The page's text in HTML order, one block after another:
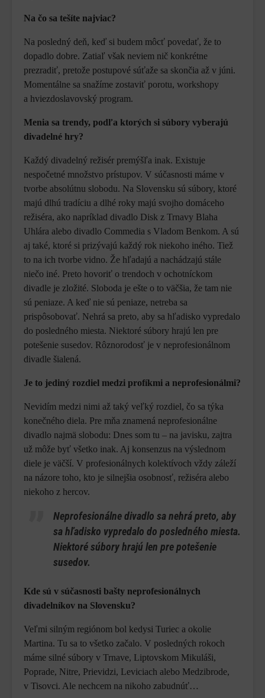
Na čo sa tešíte najviac?
Na posledný deň, keď si budem môcť povedať, že to
dopadlo dobre. Zatiaľ však neviem nič konkrétne
prezradiť, pretože postupové súťaže sa skončia až v júni.
Momentálne sa snažíme zostaviť porotu, workshopy
a hviezdoslavovský program.
Menia sa trendy, podľa ktorých si súbory vyberajú
divadelné hry?
Každý divadelný režisér premýšľa inak. Existuje
nespočetné množstvo prístupov. V súčasnosti máme v
tvorbe absolútnu slobodu. Na Slovensku sú súbory, ktoré
majú dlhú tradíciu a dlhé roky majú svojho domáceho
režiséra, ako napríklad divadlo Disk z Trnavy Blaha
Uhlára alebo divadlo Commedia s Vladom Benkom. A sú
aj také, ktoré si prizývajú každý rok niekoho iného. Tiež
to na ich tvorbe vidno. Že hľadajú a nachádzajú stále
niečo iné. Preto hovoriť o trendoch v ochotníckom
divadle je zložité. Sloboda je ešte o to väčšia, že tam nie
sú peniaze. A keď nie sú peniaze, netreba sa
prispôsobovať. Nehrá sa preto, aby sa hľadisko vypredalo
do posledného miesta. Niektoré súbory hrajú len pre
potešenie susedov. Rôznorodosť je v neprofesionálnom
divadle šialená.
Je to jediný rozdiel medzi profíkmi a neprofesionálmi?
Nevidím medzi nimi až taký veľký rozdiel, čo sa týka
konečného diela. Pre mňa znamená neprofesionálne
divadlo najmä slobodu: Dnes som tu – na javisku, zajtra
už môže byť všetko inak. Aj konsenzus na výslednom
diele je väčší. V profesionálnych kolektívoch vždy záleží
na názore toho, kto je silnejšia osobnosť, režiséra alebo
niekoho z hercov.
Neprofesionálne divadlo sa nehrá preto, aby
sa hľadisko vypredalo do posledného miesta.
Niektoré súbory hrajú len pre potešenie
susedov.
Kde sú v súčasnosti bašty neprofesionálnych
divadelníkov na Slovensku?
Veľmi silným regiónom bol kedysi Turiec a okolie
Martina. Tu sa to všetko začalo. V posledných rokoch
máme silné súbory v Trnave, Liptovskom Mikuláši,
Poprade, Nitre, Prievidzi, Leviciach alebo Medzibrode,
v Tisovci. Ale nechcem na nikoho zabudnúť…